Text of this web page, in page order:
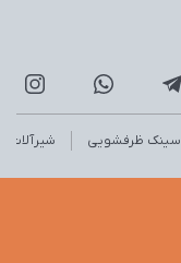
سینک ظرفشویی شیرآلات